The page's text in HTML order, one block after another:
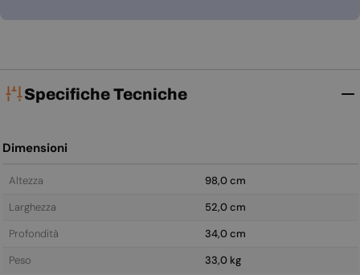
Specifiche Tecniche
Dimensioni
Altezza
98,0 cm
Larghezza
52,0 cm
Profondità
34,0 cm
Peso
33,0 kg